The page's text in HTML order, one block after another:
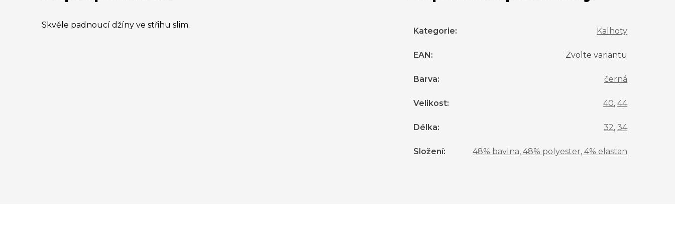
Skvěle padnoucí džíny ve střihu slim.
Kategorie: Kalhoty
EAN : Zvolte variantu
Barva: černá
Velikost: 40, 44
Délka: 32, 34
Složení: 48% bavlna, 48% polyester, 4% elastan